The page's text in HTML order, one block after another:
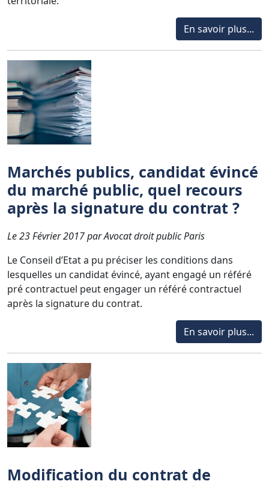
En savoir plus...
Marchés publics, candidat évincé
du marché public, quel recours
après la signature du contrat ?
Le 23 Février 2017 par Avocat droit public Paris
Le Conseil d’Etat a pu préciser les conditions dans
lesquelles un candidat évincé, ayant engagé un référé
pré contractuel peut engager un référé contractuel
après la signature du contrat.
En savoir plus...
Modification du contrat de